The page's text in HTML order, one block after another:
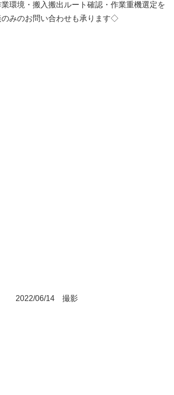
環境・搬入搬出ルート確認・作業重機選定を
のみのお問い合わせも承ります◇
2022/06/14 撮影